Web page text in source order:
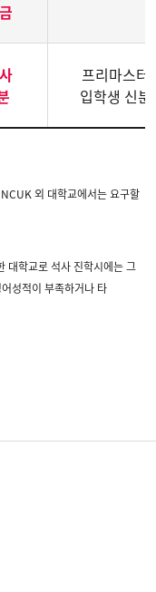
프리마스터
입학생 신분
외 대학교에서는 요구할
학교로 석사 진학시에는 그
성적이 부족하거나 타